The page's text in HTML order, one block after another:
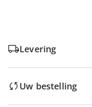
Levering
Uw bestelling